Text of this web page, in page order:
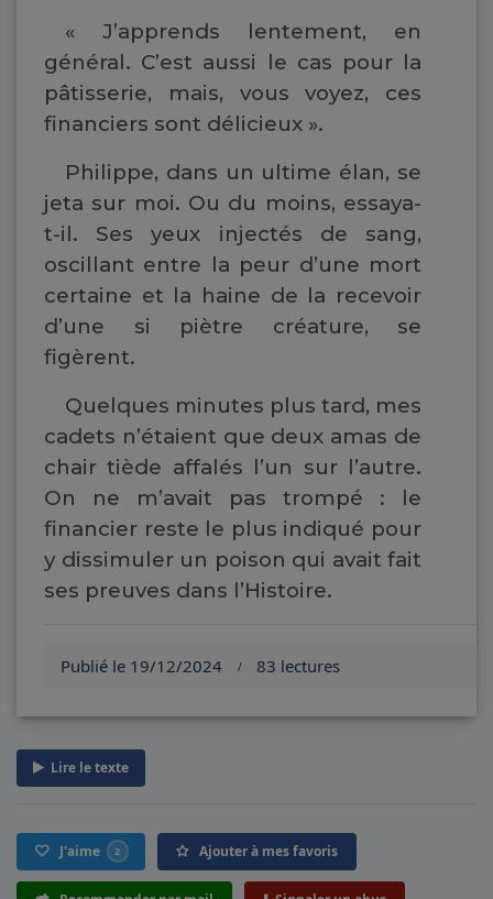
« J’apprends lentement, en
général. C’est aussi le cas pour la
pâtisserie, mais, vous voyez, ces
financiers sont délicieux ».
Philippe, dans un ultime élan, se
jeta sur moi. Ou du moins, essaya-
t-il. Ses yeux injectés de sang,
oscillant entre la peur d’une mort
certaine et la haine de la recevoir
d’une si piètre créature, se
figèrent.
Quelques minutes plus tard, mes
cadets n’étaient que deux amas de
chair tiède affalés l’un sur l’autre.
On ne m’avait pas trompé : le
financier reste le plus indiqué pour
y dissimuler un poison qui avait fait
ses preuves dans l’Histoire.
Publié le 19/12/2024 / 83 lectures
Lire le texte
J'aime 2 Ajouter à mes favoris